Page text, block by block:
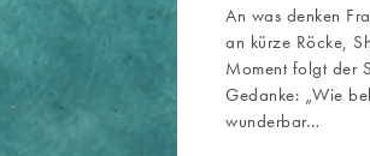
An was denken
an kürze Röcke,
Moment folgt der
Gedanke: „Wie
wunderbar…